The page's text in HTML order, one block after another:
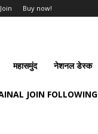
Buy now!
महासमुंद नेशनल डेस्क
JOIN FOLLOWING